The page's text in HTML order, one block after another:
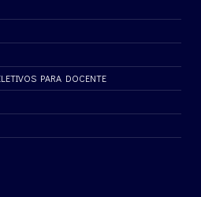
PARA DOCENTE